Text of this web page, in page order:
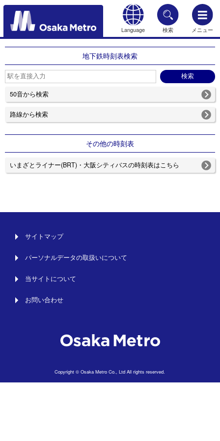
Language 検索 メニュー
もどる
地下鉄時刻表検索
50音から検索
路線から検索
その他の時刻表
いまざとライナー(BRT)・大阪シティバスの時刻表はこちら
サイトマップ
パーソナルデータの取扱いについて
当サイトについて
お問い合わせ
Copyright © Osaka Metro Co., Ltd All rights reserved.